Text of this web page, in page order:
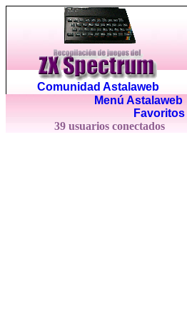
Comunidad Astalaweb
Menú Astalaweb|
Favoritos
39 usuarios conectados